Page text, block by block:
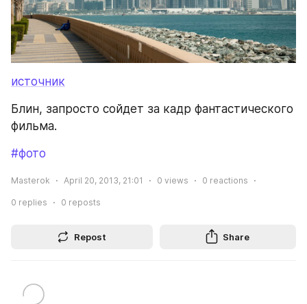
источник
Блин, запросто сойдет за кадр фантастического
фильма.
#фото
Masterok April 20, 2013, 21:01 0 views 0 reactions
0 replies 0 reposts
Repost Share